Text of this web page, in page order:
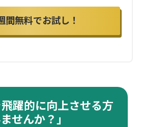
間無料でお試し！
飛躍的に向上させる方
せんか？」